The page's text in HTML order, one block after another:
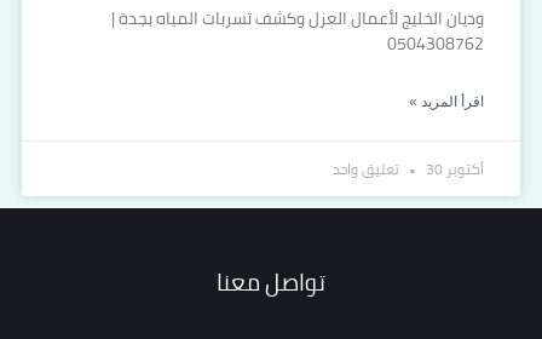
وديان الخليج لأعمال العزل وكشف تسربات المياه بجدة |
0504308762
اقرأ المزيد »
أكتوبر 30 تعليق واحد
تواصل معنا